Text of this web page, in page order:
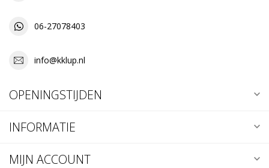
06-27078403
info@kklup.nl
OPENINGSTIJDEN
INFORMATIE
MIJN ACCOUNT